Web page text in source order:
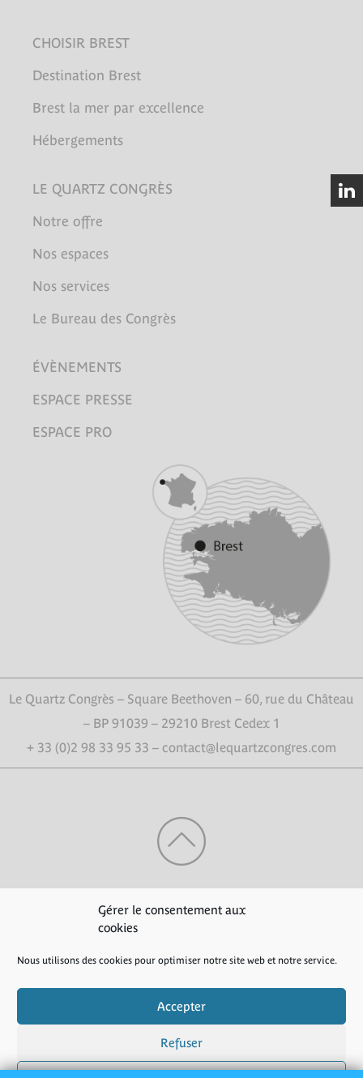
Gérer le consentement aux
cookies
Nous utilisons des cookies pour optimiser notre site web et notre service.
Accepter
Refuser
CHOISIR BREST
Destination Brest
Brest la mer par excellence
Hébergements
LE QUARTZ CONGRÈS
Notre offre
Nos espaces
Nos services
Le Bureau des Congrès
ÉVÈNEMENTS
ESPACE PRESSE
ESPACE PRO
Le Quartz Congrès – Square Beethoven – 60, rue du Château
– BP 91039 – 29210 Brest Cedex 1
+ 33 (0)2 98 33 95 33 – contact@lequartzcongres.com
HAUT DE PAGE